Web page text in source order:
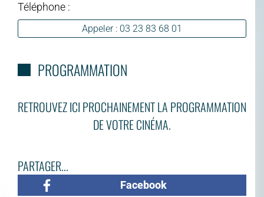
Téléphone :
Appeler : 03 23 83 68 01
PROGRAMMATION
RETROUVEZ ICI PROCHAINEMENT LA PROGRAMMATION
DE VOTRE CINÉMA.
PARTAGER...
Facebook